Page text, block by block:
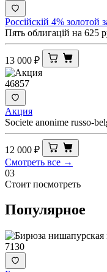
Россiйскiй 4% золотой
Пять облигацiй на 625
13 000 ₽
46857
Акция
Societe anonime russo-
12 000 ₽
Смотреть все →
03
Стоит посмотреть
Популярное
7130